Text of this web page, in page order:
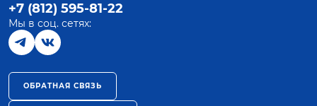
+7 (812) 595-81-22
Мы в соц. сетях:
ОБРАТНАЯ СВЯЗЬ